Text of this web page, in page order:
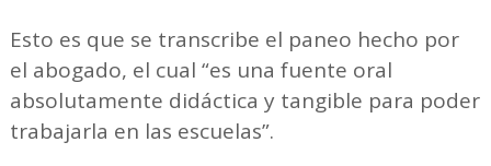
Esto es que se transcribe el paneo hecho por
el abogado, el cual “es una fuente oral
absolutamente didáctica y tangible para poder
trabajarla en las escuelas”.